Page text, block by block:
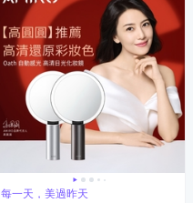
每一天，美過昨天